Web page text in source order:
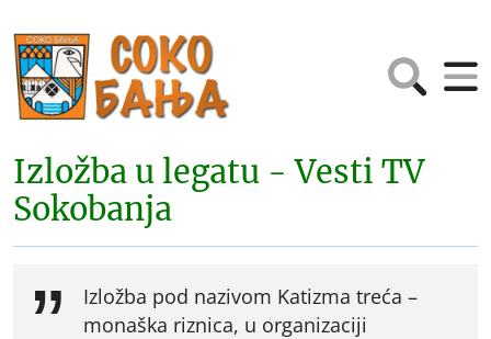
Izložba u legatu - Vesti TV
Sokobanja
Izložba pod nazivom Katizma treća –
monaška riznica, u organizaciji